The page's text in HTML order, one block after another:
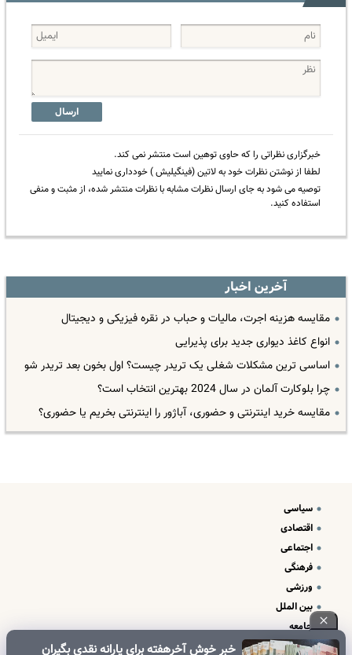
ارسال
خبرگزاری نظراتی را که حاوی توهین است منتشر نمی کند.
لطفا از نوشتن نظرات خود به لاتین (فینگیلیش ) خودداری نمایید
توصیه می شود به جای ارسال نظرات مشابه با نظرات منتشر شده، از مثبت و منفی
استفاده کنید.
آخرین اخبار
مقایسه هزینه اجرت، مالیات و حباب در نقره فیزیکی و دیجیتال
انواع کاغذ دیواری جدید برای پذیرایی
اساسی ترین مشکلات شغلی یک تریدر چیست؟ اول بخون بعد تریدر شو
چرا بلوکارت آلمان در سال 2024 بهترین انتخاب است؟
مقایسه خرید اینترنتی و حضوری، آباژور را اینترنتی بخریم یا حضوری؟
خبر خوش آخرهفته برای یارانه نقدی بگیران
سیاسی
اقتصادی
اجتماعی
فرهنگی
ورزشی
بین الملل
جامعه
علم و فناوری